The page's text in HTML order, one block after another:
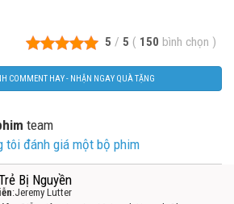
5 / 5 ( 150 bình chọn )
COMMENT HAY - NHẬN NGAY QUÀ TẶNG
team
tôi đánh giá một bộ phim
Bị Nguyền
:Jeremy Lutter